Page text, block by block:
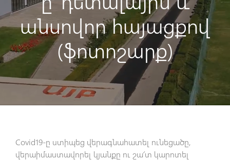
անսովոր հայացքով
(ֆոտոշարք)
Covid19-ը ստիպեց վերագնահատել ունեցածը,
վերաիմաստավորել կյանքը ու շա՜տ կարոտել